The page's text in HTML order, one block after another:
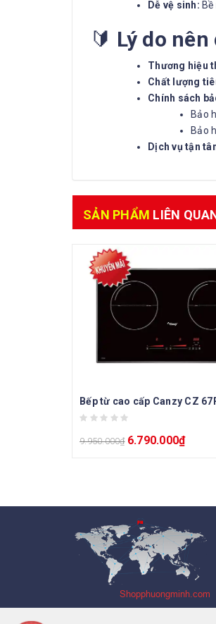
Dễ vệ sinh:
🔰 Lý do
Thương hiệu
Chất lượng
Chính sách
Bảo
Bảo
Dịch vụ tận
SẢN PHẨM LIÊN
Bếp từ cao cấp Canzy CZ
9.950.000₫ 6.790.000₫